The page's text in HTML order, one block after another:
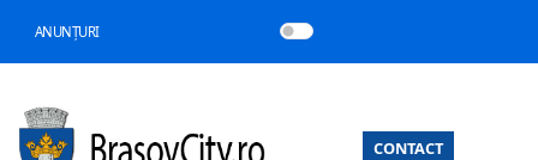
ANUNȚURI
CONTACT